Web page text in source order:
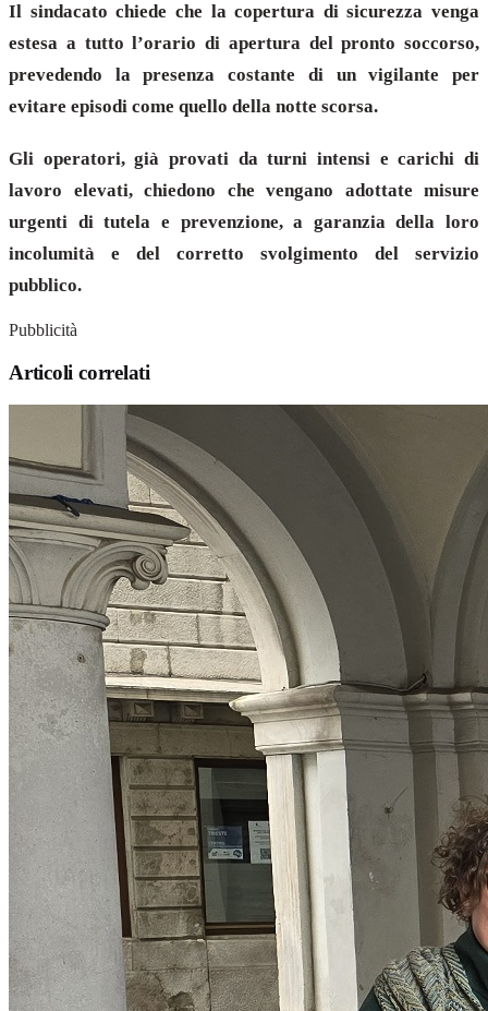
Il sindacato chiede che la copertura di sicurezza venga
estesa a tutto l’orario di apertura del pronto soccorso,
prevedendo la presenza costante di un vigilante per
evitare episodi come quello della notte scorsa.
Gli operatori, già provati da turni intensi e carichi di
lavoro elevati, chiedono che vengano adottate misure
urgenti di tutela e prevenzione, a garanzia della loro
incolumità e del corretto svolgimento del servizio
pubblico.
Pubblicità
Articoli correlati